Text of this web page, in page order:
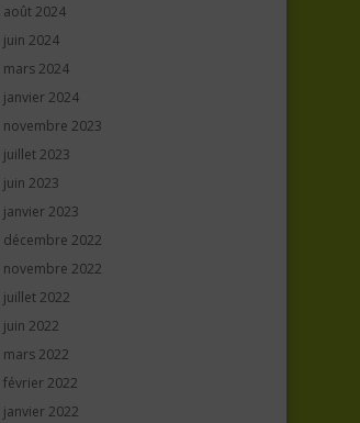
août 2024
juin 2024
mars 2024
janvier 2024
novembre 2023
juillet 2023
juin 2023
janvier 2023
décembre 2022
novembre 2022
juillet 2022
juin 2022
mars 2022
février 2022
janvier 2022